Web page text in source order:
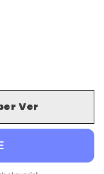
Ver